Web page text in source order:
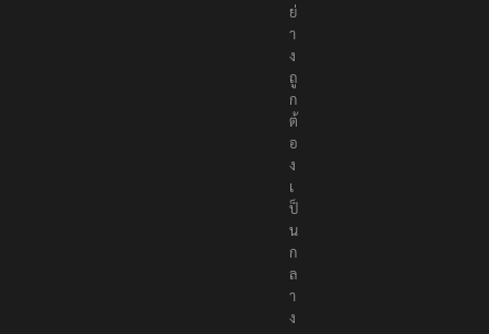
ย่
า
ง
ถู
ก
ต้
อ
ง
เ
ป็
น
ก
ล
า
ง